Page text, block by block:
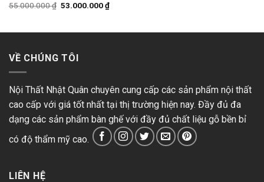
55.000.000₫ 53.000.000₫
VỀ CHÚNG TÔI
Nội Thất Nhật Quân chuyên cung cấp các sản phẩm nội thất
cao cấp với giá tốt nhất tại thị trường hiện nay. Đầy đủ đa
dạng các sản phẩm bàn ghế với đầy đủ chất liệu gỗ bền bỉ
có độ thẩm mỹ cao.
LIÊN HỆ